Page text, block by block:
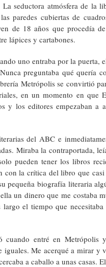
seductora atmósfera de la
paredes cubiertas de
de 18 años que procedía
lápices y cartabones.
uno entraba por la puerta,
preguntaba qué quería
Metrópolis se convirtió
en un momento en que
y los editores empezaban a
del ABC e
Miraba la contraportada,
pueden tener los libros
con la crítica del libro que
pequeña biografía literaria
un dinero que me costaba
el tiempo que
entré en Metrópolis
iguales. Me acerqué a mirar y
a caballo a unas casas.